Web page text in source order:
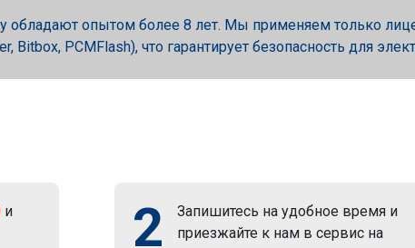
обладают опытом более 8 лет. Мы применяем только
Bitbox, PCMFlash), что гарантирует безопасность для
и
2
Запишитесь на удобное время и
приезжайте к нам в сервис на